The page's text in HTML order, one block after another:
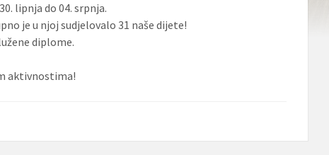
lipnja do 04. srpnja.
je u njoj sudjelovalo 31 naše dijete!
diplome.
aktivnostima!